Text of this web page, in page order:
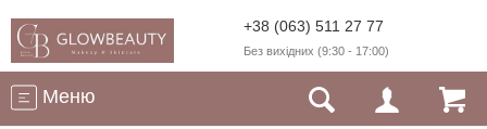
+38 (063) 511 27 77
Без вихідних (9:30 - 17:00)
Меню